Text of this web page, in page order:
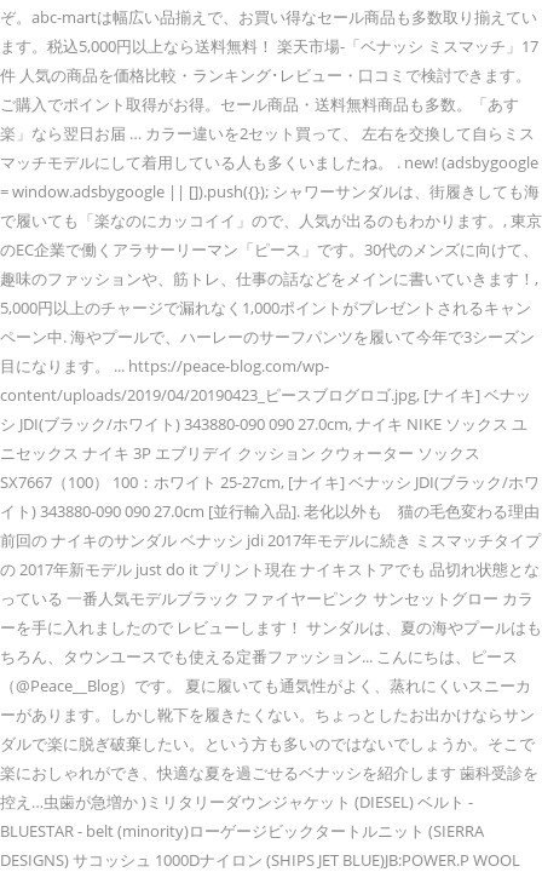
ぞ。abc-martは幅広い品揃えで、お買い得なセール商品も多数取り揃えてい
ます。税込5,000円以上なら送料無料！ 楽天市場-「ベナッシ ミスマッチ」17
件 人気の商品を価格比較・ランキング･レビュー・口コミで検討できます。
ご購入でポイント取得がお得。セール商品・送料無料商品も多数。「あす
楽」なら翌日お届 … カラー違いを2セット買って、 左右を交換して自らミス
マッチモデルにして着用している人も多くいましたね。 . new! (adsbygoogle
= window.adsbygoogle || []).push({}); シャワーサンダルは、街履きしても海
で履いても「楽なのにカッコイイ」ので、人気が出るのもわかります。, 東京
のEC企業で働くアラサーリーマン「ピース」です。30代のメンズに向けて、
趣味のファッションや、筋トレ、仕事の話などをメインに書いていきます！,
5,000円以上のチャージで漏れなく1,000ポイントがプレゼントされるキャン
ペーン中. 海やプールで、ハーレーのサーフパンツを履いて今年で3シーズン
目になります。 ... https://peace-blog.com/wp-
content/uploads/2019/04/20190423_ピースブログロゴ.jpg, [ナイキ] ベナッ
シ JDI(ブラック/ホワイト) 343880-090 090 27.0cm, ナイキ NIKE ソックス ユ
ニセックス ナイキ 3P エブリデイ クッション クウォーター ソックス
SX7667（100） 100：ホワイト 25-27cm, [ナイキ] ベナッシ JDI(ブラック/ホワ
イト) 343880-090 090 27.0cm [並行輸入品]. 老化以外も 猫の毛色変わる理由
前回の ナイキのサンダル ベナッシ jdi 2017年モデルに続き ミスマッチタイプ
の 2017年新モデル just do it プリント現在 ナイキストアでも 品切れ状態とな
っている 一番人気モデルブラック ファイヤーピンク サンセットグロー カラ
ーを手に入れましたので レビューします！ サンダルは、夏の海やプールはも
ちろん、タウンユースでも使える定番ファッション... こんにちは、ピース
（@Peace__Blog）です。 夏に履いても通気性がよく、蒸れにくいスニーカ
ーがあります。しかし靴下を履きたくない。ちょっとしたお出かけならサン
ダルで楽に脱ぎ破棄したい。という方も多いのではないでしょうか。そこで
楽におしゃれができ、快適な夏を過ごせるベナッシを紹介します 歯科受診を
控え…虫歯が急増か )ミリタリーダウンジャケット (DIESEL) ベルト -
BLUESTAR - belt (minority)ローゲージビックタートルニット (SIERRA
DESIGNS) サコッシュ 1000Dナイロン (SHIPS JET BLUE)JB:POWER.P WOOL